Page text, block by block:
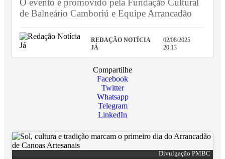
O evento é promovido pela Fundação Cultural
de Balneário Camboriú e Equipe Arrancadão
REDAÇÃO NOTÍCIA
JÁ
02/08/2025
20:13
Compartilhe
Facebook
Twitter
Whatsapp
Telegram
LinkedIn
Divulgação PMBC